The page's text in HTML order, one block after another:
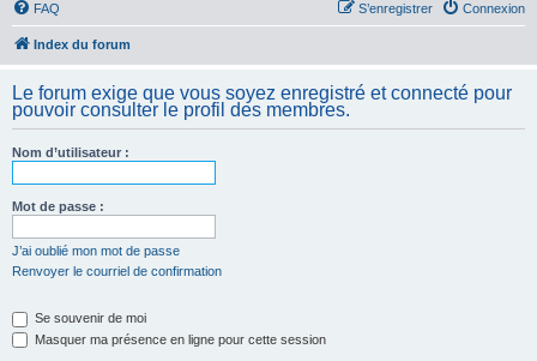
FAQ Connexion
S’enregistrer
Index du forum
Le forum exige que vous soyez enregistré et connecté pour
pouvoir consulter le profil des membres.
Nom d’utilisateur :
Mot de passe :
J’ai oublié mon mot de passe
Renvoyer le courriel de confirmation
Se souvenir de moi
Masquer ma présence en ligne pour cette session